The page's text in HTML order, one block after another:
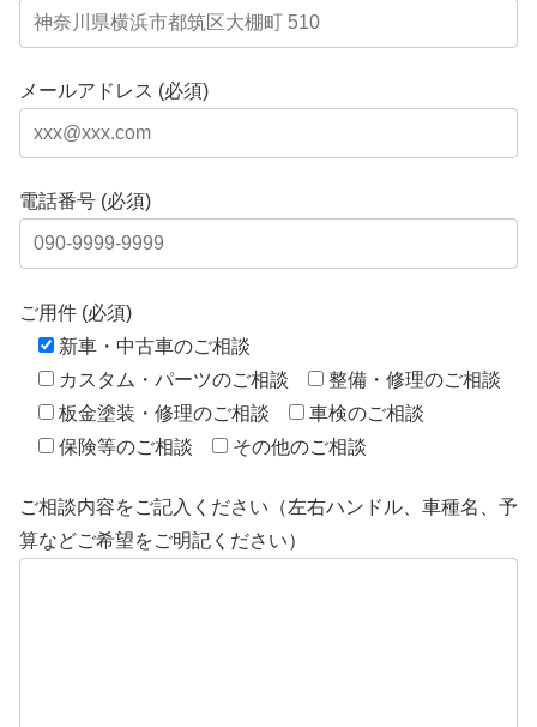
メールアドレス (必須)
電話番号 (必須)
ご用件 (必須)
新車・中古車のご相談
カスタム・パーツのご相談
整備・修理のご相談
板金塗装・修理のご相談
車検のご相談
保険等のご相談
その他のご相談
ご相談内容をご記入ください（左右ハンドル、車種名、予
算などご希望をご明記ください）